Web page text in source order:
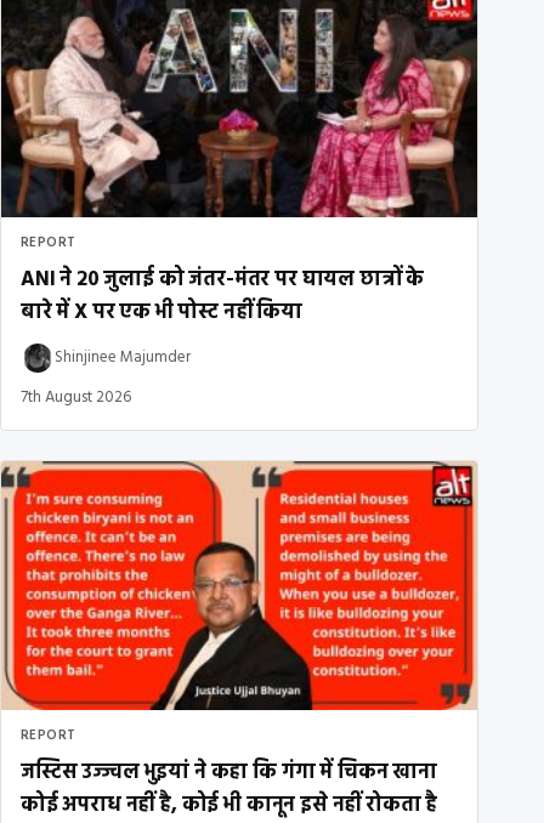
REPORT
ANI ने 20 जुलाई को जंतर-मंतर पर घायल छात्रों के
बारे में X पर एक भी पोस्ट नहीं किया
Shinjinee Majumder
7th August 2026
REPORT
जस्टिस उज्ज्वल भुइयां ने कहा कि गंगा में चिकन खाना
कोई अपराध नहीं है, कोई भी कानून इसे नहीं रोकता है